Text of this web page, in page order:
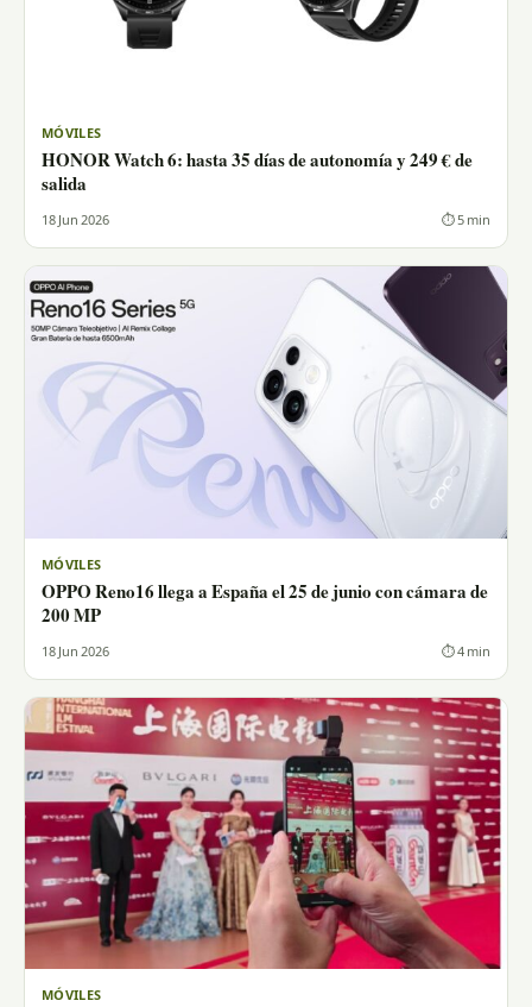
MÓVILES
HONOR Watch 6: hasta 35 días de autonomía y 249 € de
salida
18 Jun 2026 ⏱ 5 min
MÓVILES
OPPO Reno16 llega a España el 25 de junio con cámara de
200 MP
18 Jun 2026 ⏱ 4 min
MÓVILES